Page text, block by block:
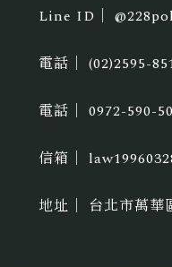
(02)2595-
0972-590-
台北市萬華